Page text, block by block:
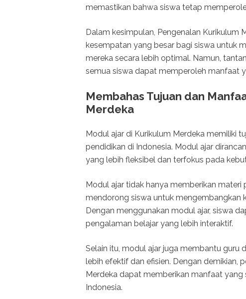
memastikan bahwa siswa tetap
Dalam kesimpulan, Pengenalan Kurikulum
kesempatan yang besar bagi siswa untuk
mereka secara lebih optimal. Namun,
semua siswa dapat memperoleh manfaat
Membahas Tujuan dan
Merdeka
Modul ajar di Kurikulum Merdeka memiliki
pendidikan di Indonesia. Modul ajar
yang lebih fleksibel dan terfokus pada
Modul ajar tidak hanya memberikan
mendorong siswa untuk mengembangkan
Dengan menggunakan modul ajar, siswa
pengalaman belajar yang lebih interaktif.
Selain itu, modul ajar juga membantu guru
lebih efektif dan efisien. Dengan demikian,
Merdeka dapat memberikan manfaat
Indonesia.